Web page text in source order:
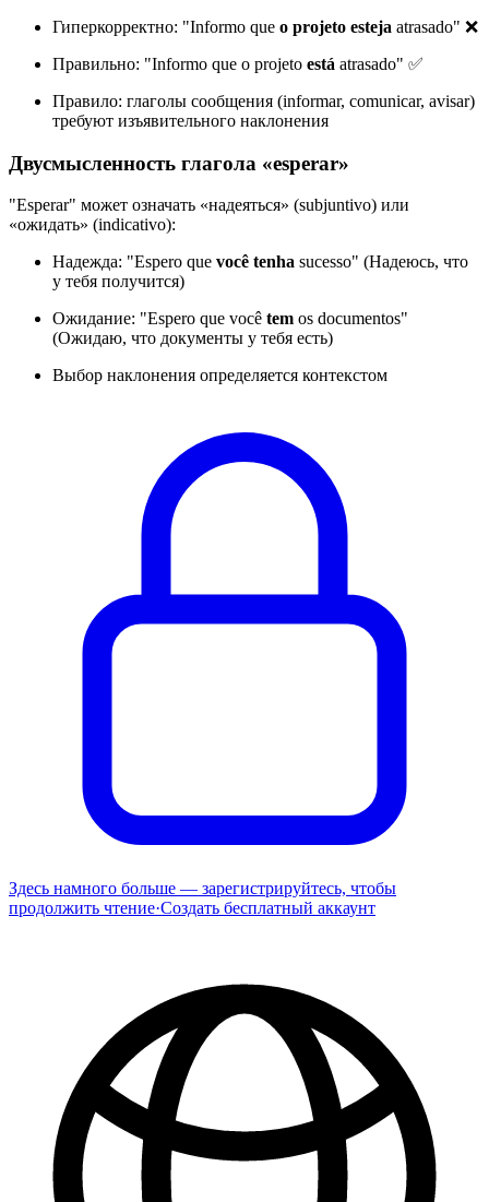
Гиперкорректно: "Informo que o projeto esteja atrasado" ❌
Правильно: "Informo que o projeto está atrasado" ✅
Правило: глаголы сообщения (informar, comunicar, avisar)
требуют изъявительного наклонения
Двусмысленность глагола «esperar»
"Esperar" может означать «надеяться» (subjuntivo) или
«ожидать» (indicativo):
Надежда: "Espero que você tenha sucesso" (Надеюсь, что
у тебя получится)
Ожидание: "Espero que você tem os documentos"
(Ожидаю, что документы у тебя есть)
Выбор наклонения определяется контекстом
Здесь намного больше — зарегистрируйтесь, чтобы
продолжить чтение·Создать бесплатный аккаунт